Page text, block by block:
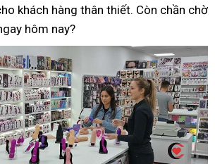
khách hàng thân thiết. Còn chần chờ
hôm nay?